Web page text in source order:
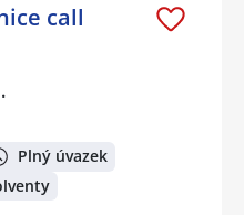
call
Plný úvazek